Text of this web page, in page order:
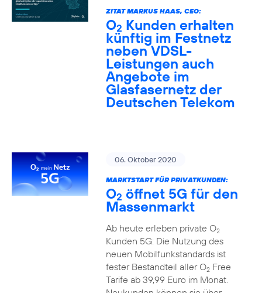
ZITAT MARKUS HAAS, CEO:
O2 Kunden erhalten
künftig im Festnetz
neben VDSL-
Leistungen auch
Angebote im
Glasfasernetz der
Deutschen Telekom
06. Oktober 2020
MARKTSTART FÜR PRIVATKUNDEN:
O2 öffnet 5G für den
Massenmarkt
Ab heute erleben private O2
Kunden 5G: Die Nutzung des
neuen Mobilfunkstandards ist
fester Bestandteil aller O2Free
Tarife ab 39,99 Euro im Monat.